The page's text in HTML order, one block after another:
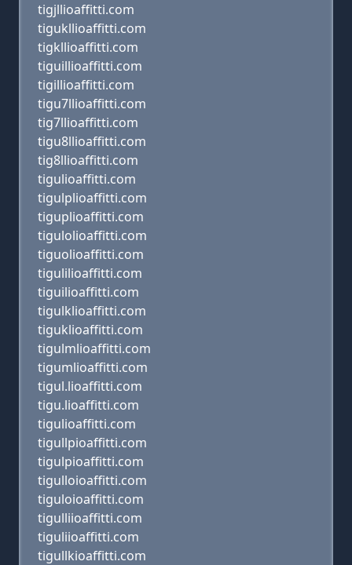
tigjllioaffitti.com
tigukllioaffitti.com
tigkllioaffitti.com
tiguillioaffitti.com
tigillioaffitti.com
tigu7llioaffitti.com
tig7llioaffitti.com
tigu8llioaffitti.com
tig8llioaffitti.com
tigulioaffitti.com
tigulplioaffitti.com
tiguplioaffitti.com
tigulolioaffitti.com
tiguolioaffitti.com
tigulilioaffitti.com
tiguilioaffitti.com
tigulklioaffitti.com
tiguklioaffitti.com
tigulmlioaffitti.com
tigumlioaffitti.com
tigul.lioaffitti.com
tigu.lioaffitti.com
tigulioaffitti.com
tigullpioaffitti.com
tigulpioaffitti.com
tigulloioaffitti.com
tiguloioaffitti.com
tigulliioaffitti.com
tiguliioaffitti.com
tigullkioaffitti.com